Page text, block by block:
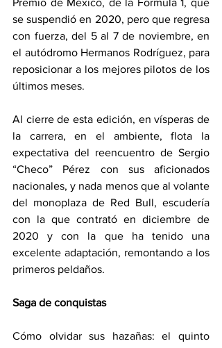
se suspendió en 2020, pero que regresa
con fuerza, del 5 al 7 de noviembre, en
el autódromo Hermanos Rodríguez, para
reposicionar a los mejores pilotos de los
últimos meses.
Al cierre de esta edición, en vísperas de
la carrera, en el ambiente, flota la
expectativa del reencuentro de Sergio
“Checo” Pérez con sus aficionados
nacionales, y nada menos que al volante
del monoplaza de Red Bull, escudería
con la que contrató en diciembre de
2020 y con la que ha tenido una
excelente adaptación, remontando a los
primeros peldaños.
Saga de conquistas
Cómo olvidar sus hazañas: el quinto